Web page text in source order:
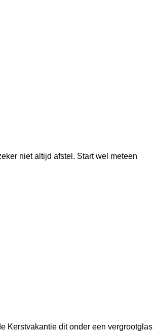
niet altijd afstel. Start wel meteen
Kerstvakantie dit onder een vergrootglas